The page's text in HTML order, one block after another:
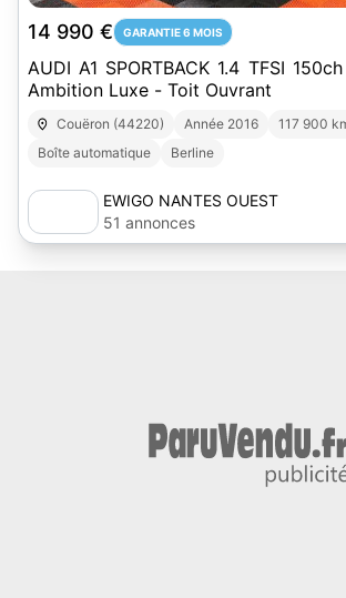
14 990 € GARANTIE 6 MOIS
AUDI A1 SPORTBACK 1.4 TFSI
Ambition Luxe - Toit Ouvrant
Couëron (44220) Année 2016 117 900
Boîte automatique
Berline
EWIGO NANTES OUEST
51 annonces